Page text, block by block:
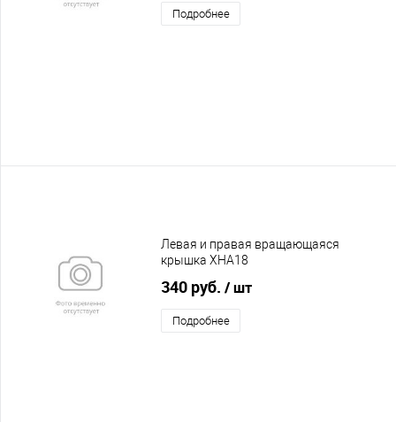
Подробнее
Левая и правая вращающаяся
крышка XHA18
340 руб. / шт
Подробнее